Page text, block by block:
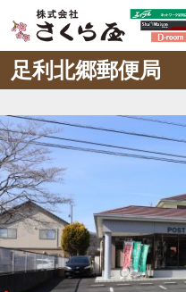
足利北郷郵便局